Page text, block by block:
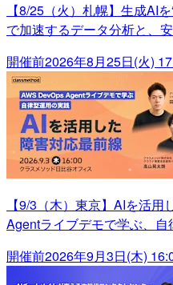
【8/25（火）札幌】生成AI
で加速するデータ分析と、
開催前2026年8月25日(火)
【9/3（木）東京】AIを活
Agentライブデモで学ぶ、
開催前2026年9月3日(木)